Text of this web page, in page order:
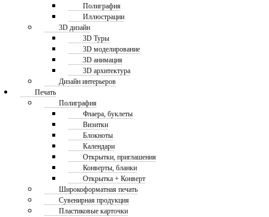
Полиграфия
Иллюстрации
3D дизайн
3D Туры
3D моделирование
3D анимация
3D архитектура
Дизайн интерьеров
Печать
Полиграфия
Флаера, буклеты
Визитки
Блокноты
Календари
Открытки, приглашения
Конверты, бланки
Открытка + Конверт
Широкоформатная печать
Сувенирная продукция
Пластиковые карточки